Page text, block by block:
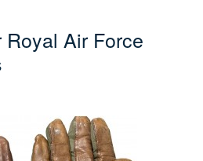
Royal Air Force